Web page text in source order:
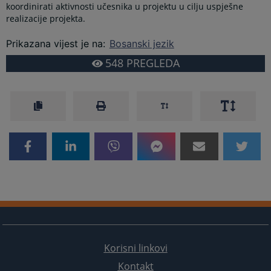
koordinirati aktivnosti učesnika u projektu u cilju uspješne
realizacije projekta.
Prikazana vijest je na: Bosanski jezik
548PREGLEDA
Korisni linkovi
Kontakt